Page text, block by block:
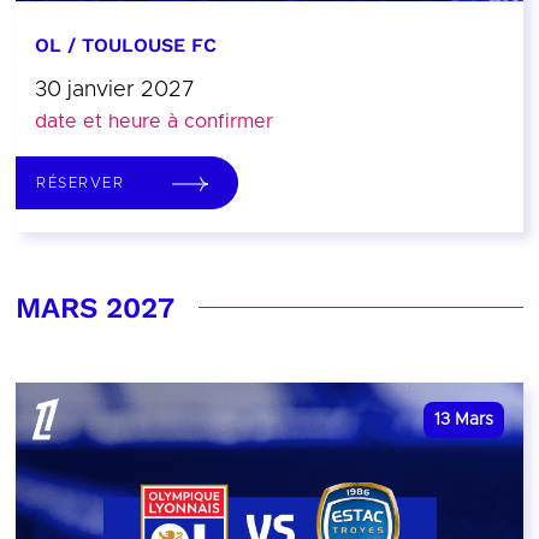
OL / TOULOUSE FC
30 janvier 2027
date et heure à confirmer
RÉSERVER
MARS 2027
13 Mars